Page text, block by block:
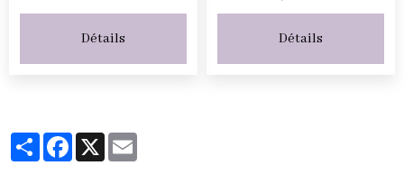
Détails Détails
PartagerFacebook
X